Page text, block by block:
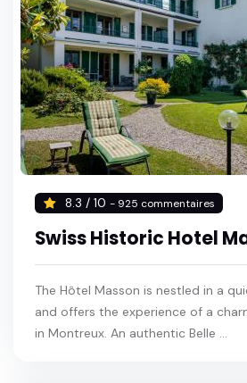
8.3 / 10 - 925 commentaires
Swiss Historic Hotel
The Hôtel Masson is nestled in a
and offers the experience of a
in Montreux. An authentic Belle ...